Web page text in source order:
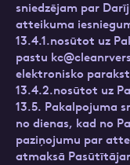
sniedzējam par
atteikuma
13.4.1.nosūtot uz
pastu
elektronisko
13.4.2.nosūtot uz
13.5. Pakalpojuma
no dienas, kad no
paziņojumu par
atmaksā